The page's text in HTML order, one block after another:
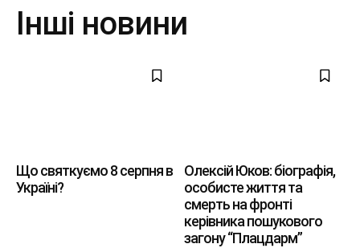
Інші новини
Що святкуємо 8 серпня в
Україні?
Олексій Юков: біографія,
особисте життя та
смерть на фронті
керівника пошукового
загону “Плацдарм”